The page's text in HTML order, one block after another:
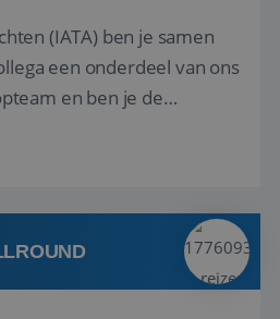
(IATA) ben je samen
een onderdeel van ons
en ben je de
niet uitkomen.
alles wat met IATA te m...